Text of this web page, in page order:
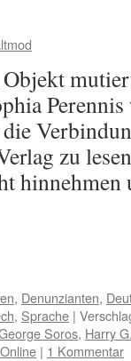
zu
, Denunzianten,
, Sprache |
Soros, Harry
| 1 Kommentar